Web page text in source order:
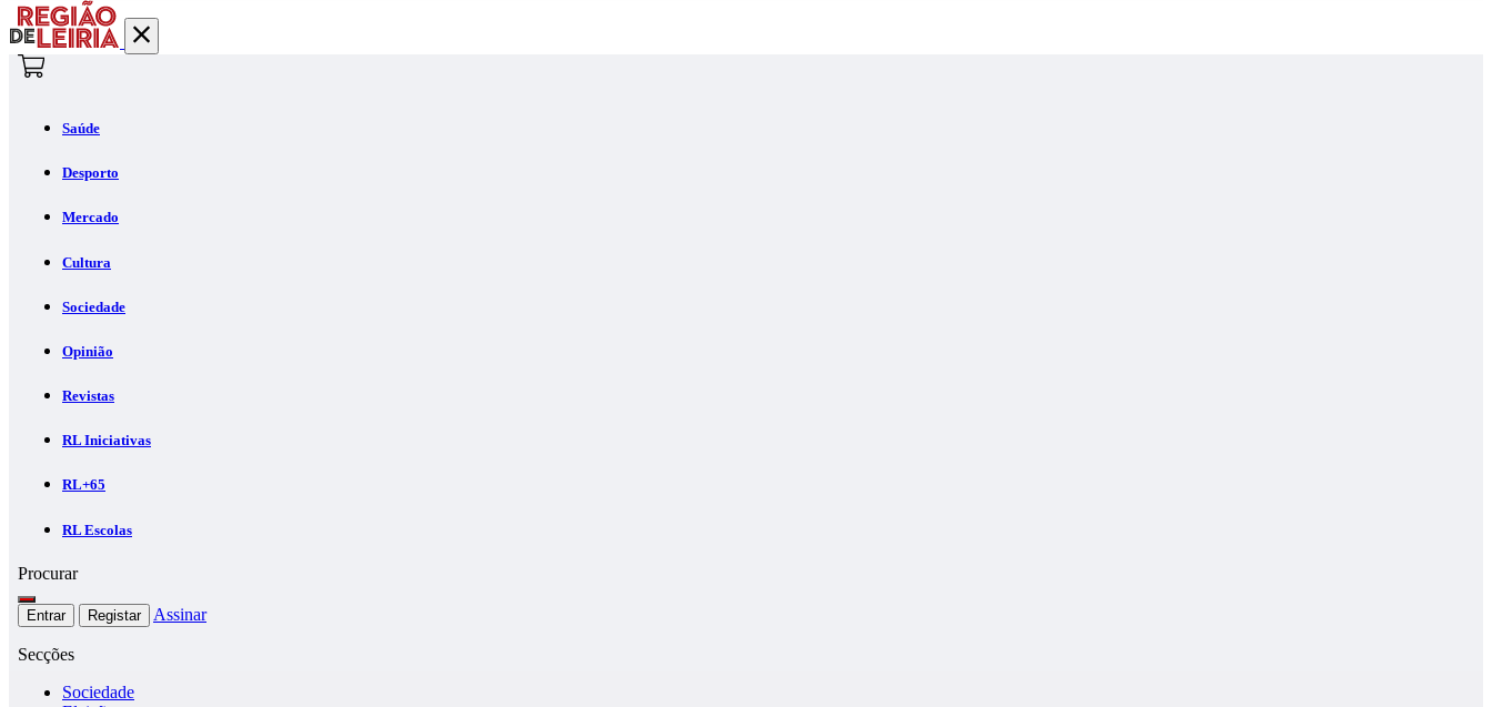
Saúde
Desporto
Mercado
Cultura
Sociedade
Opinião
Revistas
RL Iniciativas
RL+65
RL Escolas
Procurar
Entrar Registar Assinar
Secções
Sociedade